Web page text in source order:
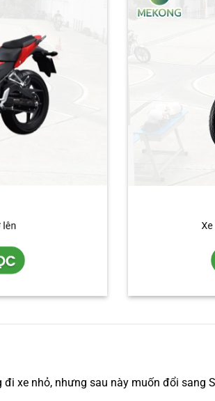
xe nhỏ, nhưng sau này muốn đổi sang